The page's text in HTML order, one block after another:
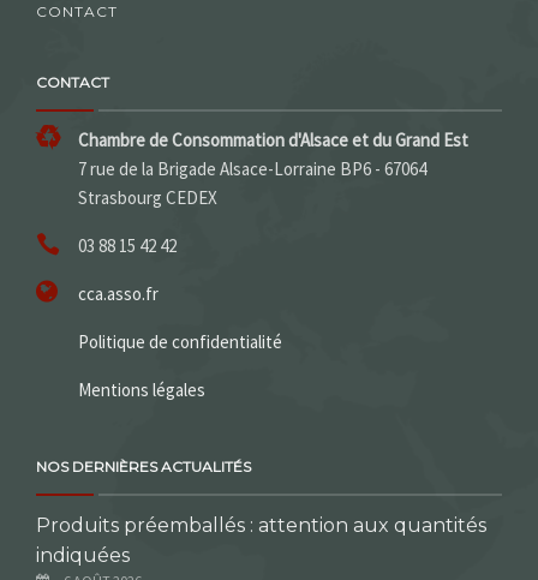
CONTACT
CONTACT
Chambre de Consommation d'Alsace et du Grand Est
7 rue de la Brigade Alsace-Lorraine BP6 - 67064
Strasbourg CEDEX
03 88 15 42 42
cca.asso.fr
Politique de confidentialité
Mentions légales
NOS DERNIÈRES ACTUALITÉS
Produits préemballés : attention aux quantités
indiquées